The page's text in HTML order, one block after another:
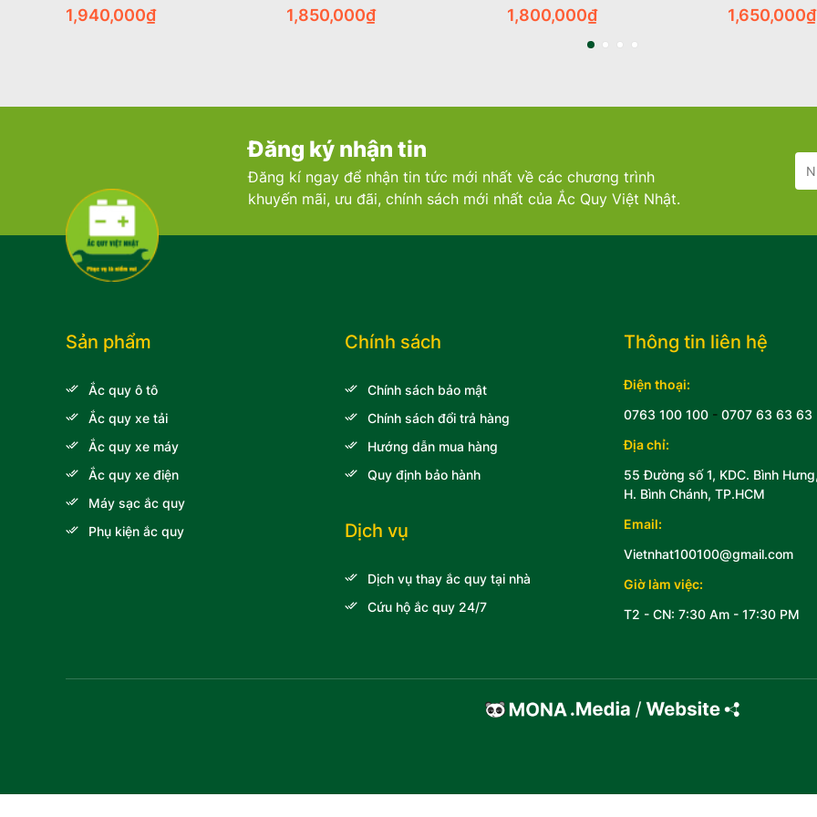
1,940,000₫ 1,850,000₫ 1,800,000₫ 1,650,000₫
Đăng ký nhận tin
Đăng kí ngay để nhận tin tức mới nhất về các chương trình
khuyến mãi, ưu đãi, chính sách mới nhất của Ắc Quy Việt Nhật.
Thông tin liên hệ
Điện thoại:
0763 100 100 - 0707 63 63 63
Địa chỉ:
55 Đường số 1, KDC. Bình
H. Bình Chánh, TP.HCM
Email:
Vietnhat100100@gmail.com
Giờ làm việc:
T2 - CN: 7:30 Am - 17:30 PM
Sản phẩm
Ắc quy ô tô
Ắc quy xe tải
Ắc quy xe máy
Ắc quy xe điện
Máy sạc ắc quy
Phụ kiện ắc quy
Chính sách
Chính sách bảo mật
Chính sách đổi trả hàng
Hướng dẫn mua hàng
Quy định bảo hành
Dịch vụ
Dịch vụ thay ắc quy tại nhà
Cứu hộ ắc quy 24/7